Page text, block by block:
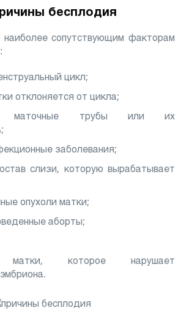
бесплодия
наиболее сопутствующим факторам
цикл;
отклоняется от цикла;
маточные трубы или их
заболевания;
слизи, которую вырабатывает
опухоли матки;
аборты;
матки, которое нарушает